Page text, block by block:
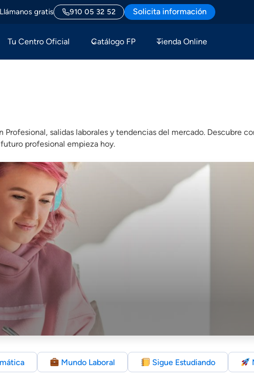
Llámanos gratis 910 05 32 52 Solicita información
Tu Centro Oficial Catálogo FP Tienda Online
Profesional, salidas laborales y tendencias del mercado. Descubre
profesional empieza hoy.
Mundo Laboral Sigue Estudiando